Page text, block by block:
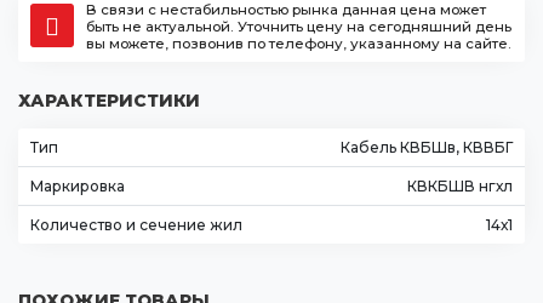
В связи с нестабильностью рынка данная цена может
быть не актуальной. Уточнить цену на сегодняшний день
вы можете, позвонив по телефону, указанному на сайте.
ХАРАКТЕРИСТИКИ
Тип Кабель КВБШв, КВВБГ
Маркировка КВКБШВ нгхл
Количество и сечение жил 14х1